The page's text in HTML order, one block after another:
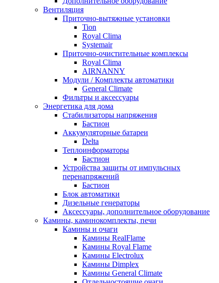
Вентиляция
Приточно-вытяжные установки
Tion
Royal Clima
Systemair
Приточно-очистительные комплексы
Royal Clima
AIRNANNY
Модули / Комплекты автоматики
General Climate
Фильтры и аксессуары
Энергетика для дома
Стабилизаторы напряжения
Бастион
Аккумуляторные батареи
Delta
Теплоинформаторы
Бастион
Устройства защиты от импульсных
перенапряжений
Бастион
Блок автоматики
Дизельные генераторы
Аксессуары, дополнительное оборудование
Камины, каминокомплекты, печи
Камины и очаги
Камины RealFlame
Камины Royal Flame
Камины Electrolux
Камины Dimplex
Камины General Climate